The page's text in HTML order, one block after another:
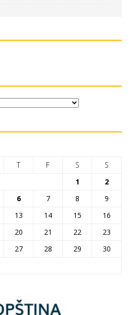
T F S
S
1
2
6 7 8
9
13 14 15
16
20 21 22
23
27 28 29
30